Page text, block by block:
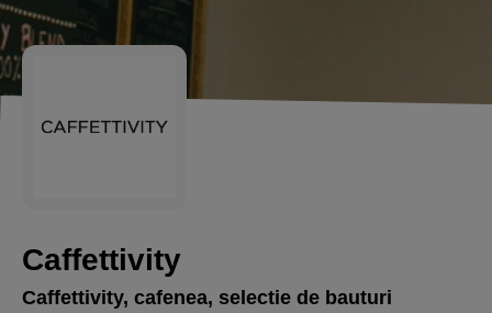
Caffettivity
Caffettivity, cafenea, selectie de bauturi